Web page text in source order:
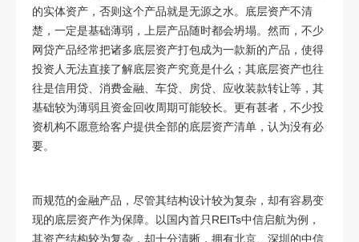
的实体资产，否则这个产品就是无源之水。底层资产不清
楚，一定是基础薄弱，上层产品随时都会坍塌。然而，不少
网贷产品经常把诸多底层资产打包成为一款新的产品，使得
投资人无法直接了解底层资产究竟是什么；其底层资产也往
往是信用贷、消费金融、车贷、房贷、应收装款转让等，其
基础较为薄弱且资金回收周期可能较长。更有甚者，不少投
资机构不愿意给客户提供全部的底层资产清单，认为没有必
要。
而规范的金融产品，尽管其结构设计较为复杂，却有容易变
现的底层资产作为保障。以国内首只 REITs中信启航为例，
其资产结构较为复杂，却十分清晰，拥有北京、深圳的中信